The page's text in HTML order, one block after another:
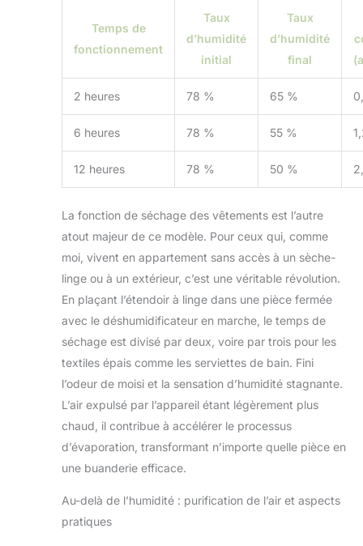
Temps de
fonctionnement
Taux
d’humidité
initial
Taux
d’humidité
final
2 heures 78 % 65 %
6 heures 78 % 55 %
12 heures 78 % 50 %
La fonction de séchage des vêtements est l’autre
atout majeur de ce modèle. Pour ceux qui, comme
moi, vivent en appartement sans accès à un sèche-
linge ou à un extérieur, c’est une véritable révolution.
En plaçant l’étendoir à linge dans une pièce fermée
avec le déshumidificateur en marche, le temps de
séchage est divisé par deux, voire par trois pour les
textiles épais comme les serviettes de bain. Fini
l’odeur de moisi et la sensation d’humidité stagnante.
L’air expulsé par l’appareil étant légèrement plus
chaud, il contribue à accélérer le processus
d’évaporation, transformant n’importe quelle pièce en
une buanderie efficace.
Au-delà de l’humidité : purification de l’air et aspects
pratiques